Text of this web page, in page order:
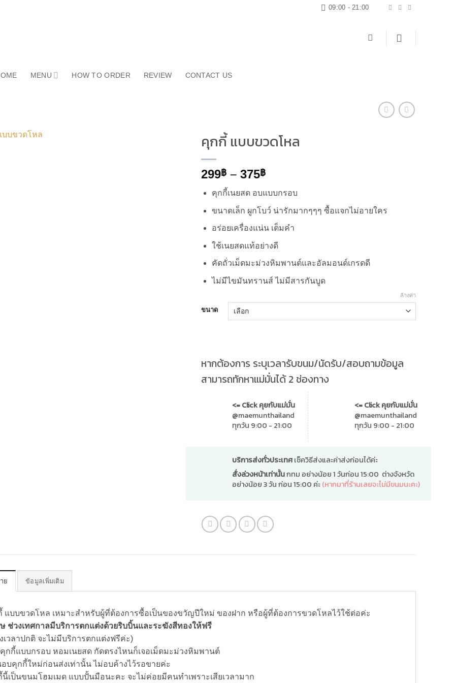
09:00 - 21:00
MENU HOW TO ORDER REVIEW CONTACT US
คุกกี้ แบบขวดโหล
299฿ – 375฿Price
299฿
through
375฿
คุกกี้เนยสด อบแบบกรอบ
ขนาดเล็ก ผูกโบว์ น่ารักมากๆๆๆ ซื้อแจกไม่อายใคร
อร่อยเครื่องแน่น เต็มคำ
ใช้เนยสดแท้อย่างดี
คัดถั่วเม็ดมะม่วงหิมพานต์และอัลมอนด์เกรดดี
ไม่มีไขมันทรานส์ ไม่มีสารกันบูด
ขนาด
ล้างค่า
หากต้องการ ระบุเวลารับขนม/นัดรับ/สอบถามข้อมูล
สามารถทักหาแม่มั่นได้ 2 ช่องทาง
<= Click คุยกับแม่มั่น
@maemunthailand
ทุกวัน 9:00 - 21:00
<= Click คุยกับแม่มั่น
@maemunthailand
ทุกวัน 9:00 - 21:00
บริการส่งทั่วประเทศเช็ควิธีส่งและค่าส่งก่อนได้ค่ะ
สั่งล่วงหน้าเท่านั้นกทม อย่างน้อย 1 วันก่อน 15:00 ต่างจังหวัด
อย่างน้อย 3 วัน ก่อน 15:00 ค่ะ(หากมาที่ร้านเลยจะไม่มีขนมนะคะ)
ย ข้อมูลเพิ่มเติม
แบบขวดโหล เหมาะสำหรับผู้ที่ต้องการซื้อเป็นของขวัญปีใหม่ ของฝาก หรือผู้ที่ต้องการขวดโหลไว้ใช้ต่อค่ะ
ช่วงเทศกาลมีบริการตกแต่งด้วยริบบิ้นและระฆังสีทองให้ฟรี
เวลาปกติ จะไม่มีบริการตกแต่งฟรีค่ะ)
กกี้แบบกรอบ หอมเนยสด กัดตรงไหนก็เจอเม็ดมะม่วงหิมพานต์
บคุกกี้ใหม่ก่อนส่งเท่านั้น ไม่อบค้างไว้รอขายค่ะ
เป็นขนมโฮมเมด แบบปั้นมือนะคะ จะไม่ค่อยมีคนทำเพราะเสียเวลามาก